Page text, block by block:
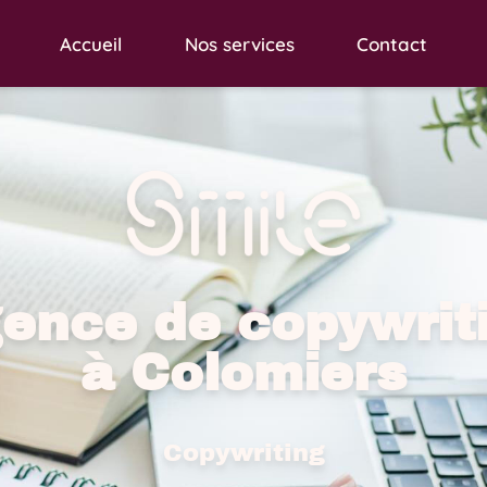
Accueil Nos services Contact
de
à Colomiers
Copywriting